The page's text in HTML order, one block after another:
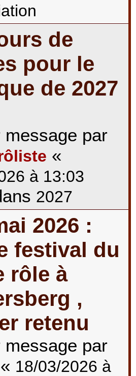
de
pour le
de 2027
message par
«
à 13:03
2027
2026 :
festival du
rôle à
,
retenu
message par
« 18/03/2026 à